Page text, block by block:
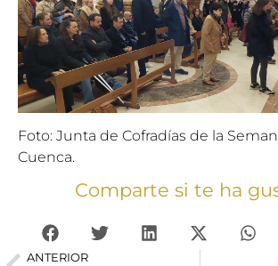
Foto: Junta de Cofradías de la
Cuenca.
Comparte si te ha
ANTERIOR